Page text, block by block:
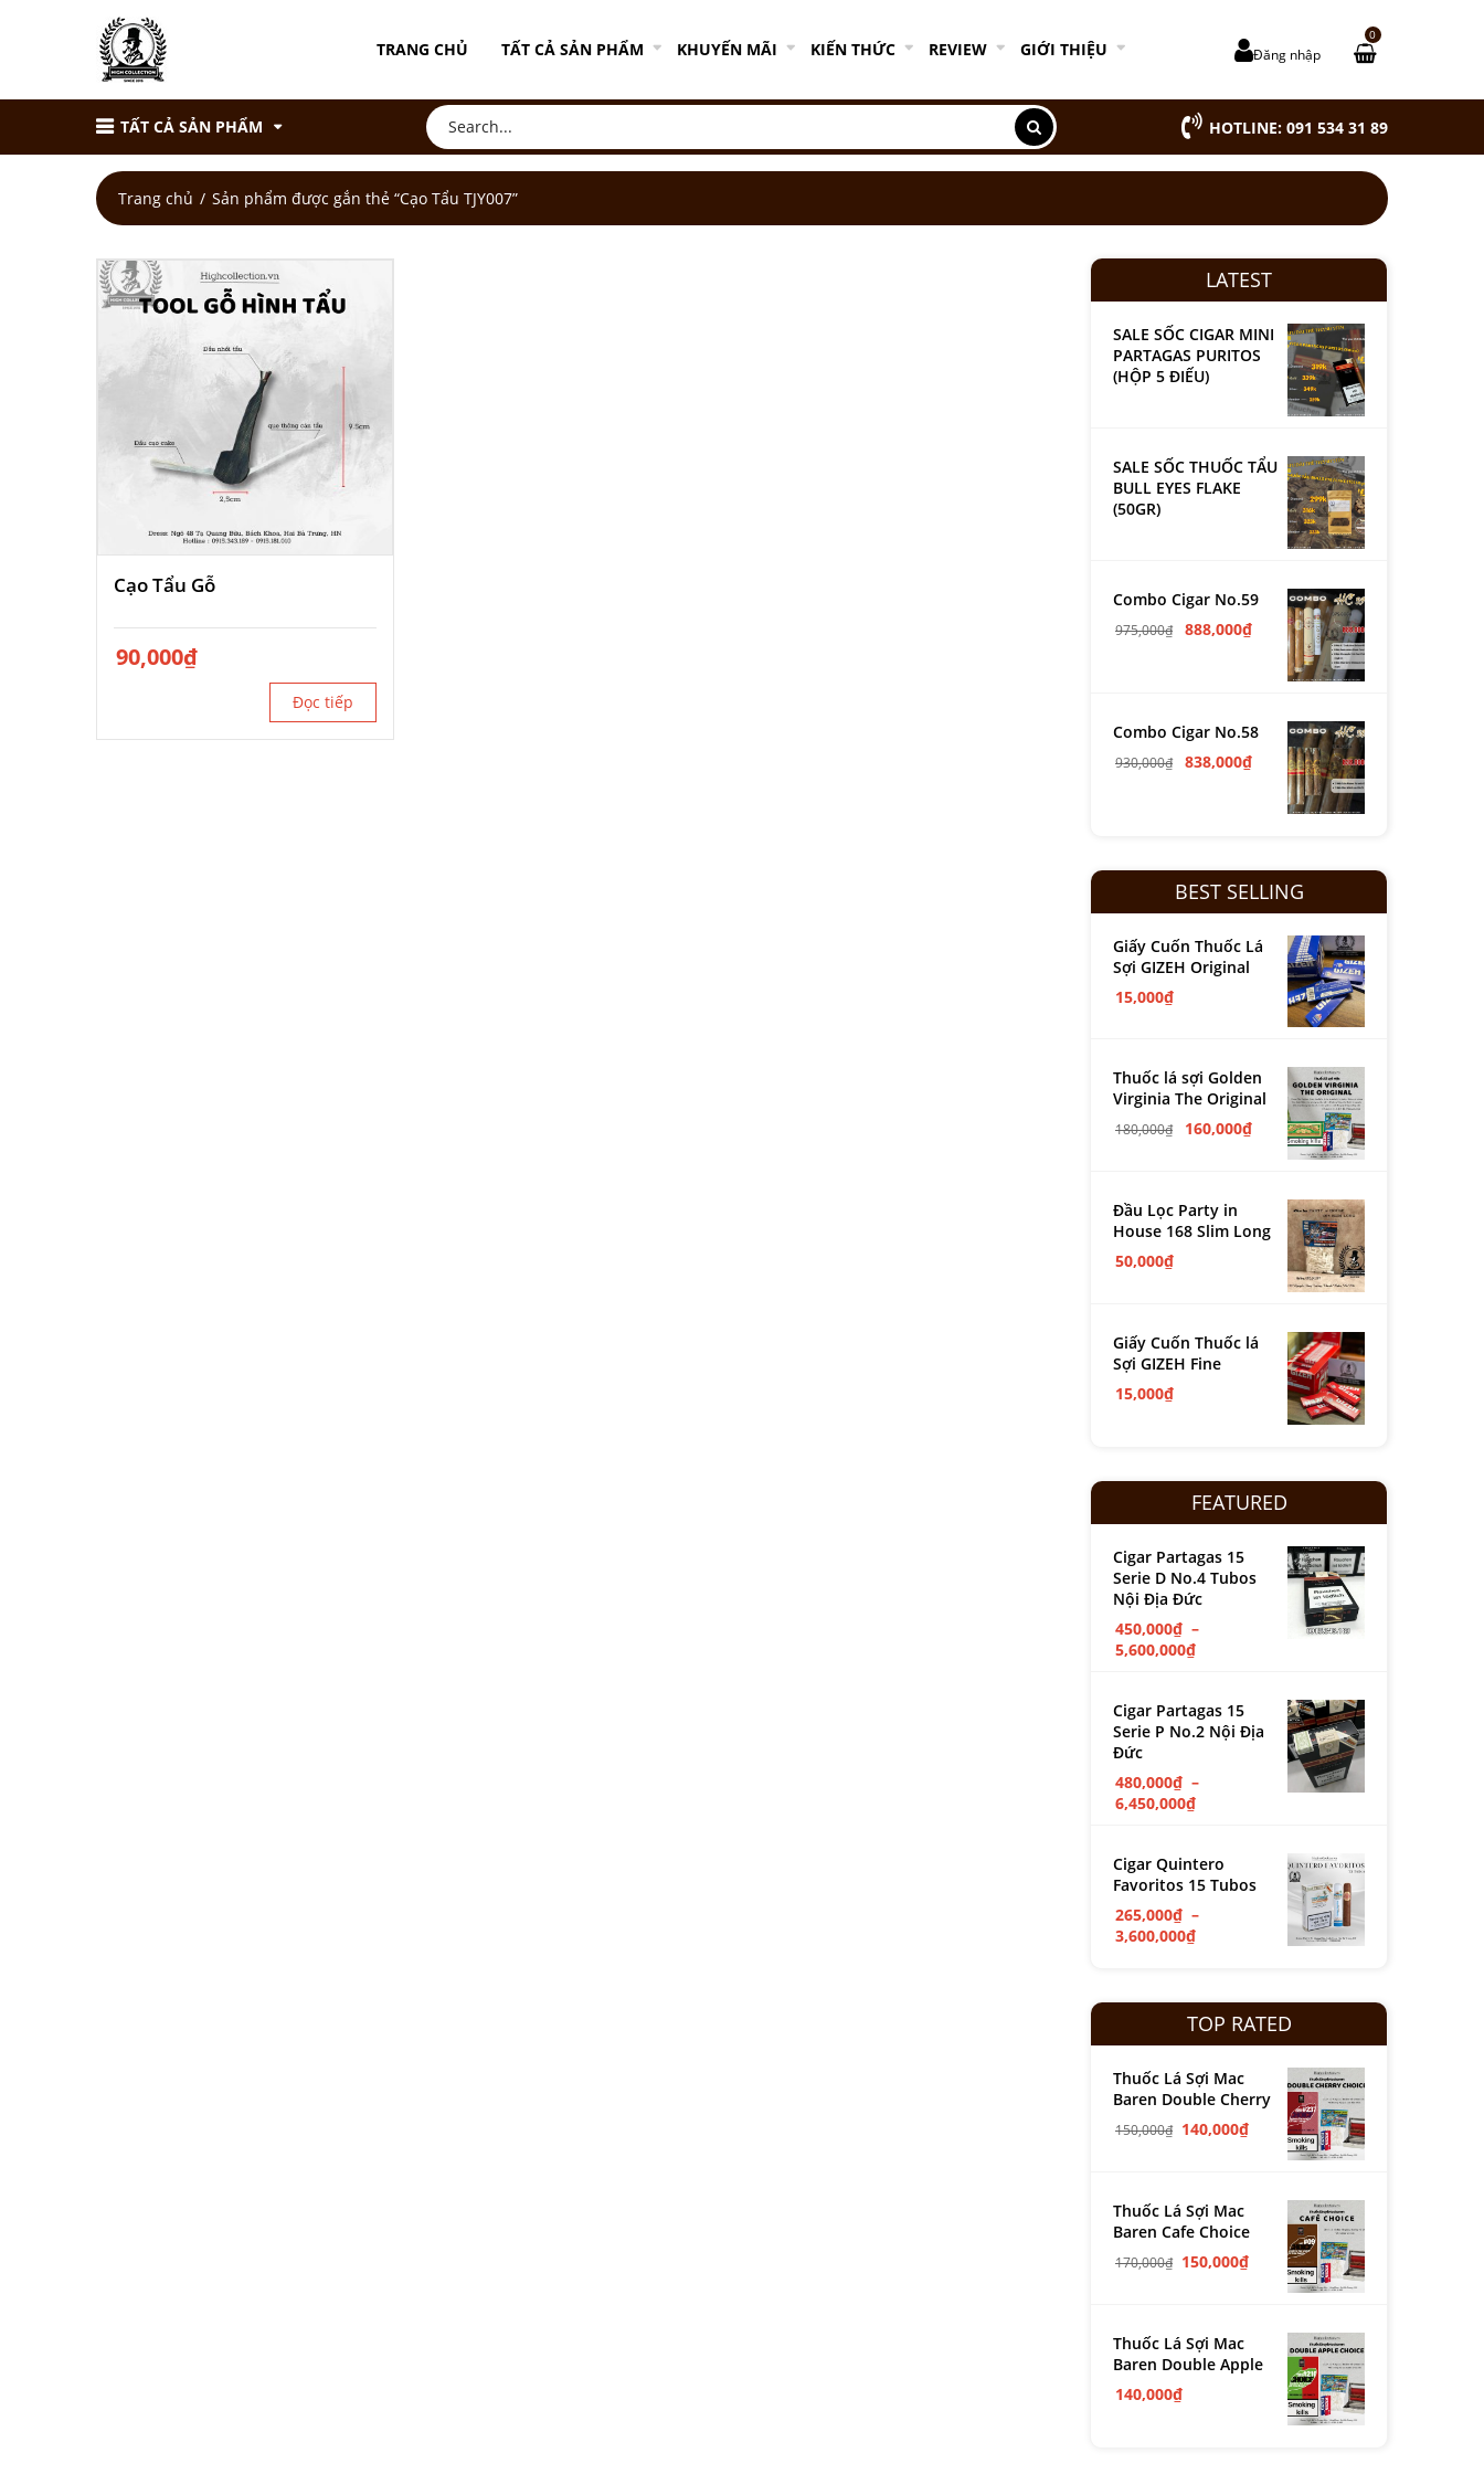
TRANG CHỦ TẤT CẢ SẢN PHẨM KHUYẾN MÃI KIẾN THỨC REVIEW GIỚI THIỆU Đăng nhập
0
TẤT CẢ SẢN PHẨM HOTLINE: 091 534 31 89
Trang chủ Sản phẩm được gắn thẻ “Cạo Tẩu TJY007”
Cạo Tẩu Gỗ
90,000₫
Đọc tiếp
LATEST
SALE SỐC CIGAR MINI
PARTAGAS PURITOS
(HỘP 5 ĐIẾU)
SALE SỐC THUỐC TẨU
BULL EYES FLAKE
(50GR)
Combo Cigar No.59
975,000₫ 888,000₫
Combo Cigar No.58
930,000₫ 838,000₫
BEST SELLING
Giấy Cuốn Thuốc Lá
Sợi GIZEH Original
15,000₫
Thuốc lá sợi Golden
Virginia The Original
180,000₫ 160,000₫
Đầu Lọc Party in
House 168 Slim Long
50,000₫
Giấy Cuốn Thuốc lá
Sợi GIZEH Fine
15,000₫
FEATURED
Cigar Partagas 15
Serie D No.4 Tubos
Nội Địa Đức
450,000₫ –
5,600,000₫
Cigar Partagas 15
Serie P No.2 Nội Địa
Đức
480,000₫ –
6,450,000₫
Cigar Quintero
Favoritos 15 Tubos
265,000₫ –
3,600,000₫
TOP RATED
Thuốc Lá Sợi Mac
Baren Double Cherry
150,000₫ 140,000₫
Thuốc Lá Sợi Mac
Baren Cafe Choice
170,000₫ 150,000₫
Thuốc Lá Sợi Mac
Baren Double Apple
140,000₫